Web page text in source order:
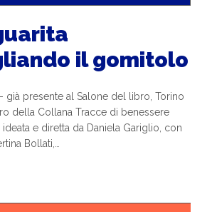
il gomitolo
già presente al Salone del libro, Torino
della Collana Tracce di benessere
e diretta da Daniela Gariglio, con
Bollati,…